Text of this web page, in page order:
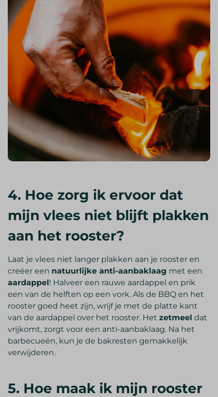
4. Hoe zorg ik ervoor dat
mijn vlees niet blijft plakken
aan het rooster?
Laat je vlees niet langer plakken aan je rooster en
creëer een natuurlijke anti-aanbaklaag met een
aardappel! Halveer een rauwe aardappel en prik
een van de helften op een vork. Als de BBQ en het
rooster goed heet zijn, wrijf je met de platte kant
van de aardappel over het rooster. Het zetmeel dat
vrijkomt, zorgt voor een anti-aanbaklaag. Na het
barbecueën, kun je de bakresten gemakkelijk
verwijderen.
5. Hoe maak ik mijn rooster